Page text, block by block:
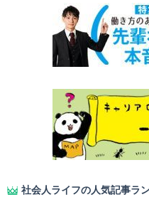
社会人ライフの人気記事ラ